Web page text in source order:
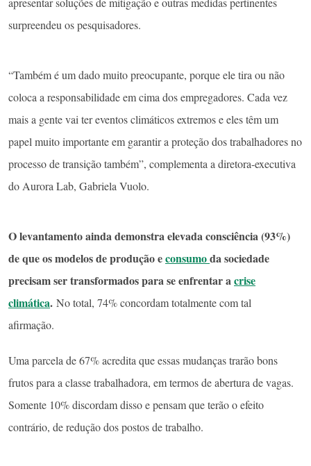
surpreendeu os pesquisadores.
“Também é um dado muito preocupante, porque ele tira ou não
coloca a responsabilidade em cima dos empregadores. Cada vez
mais a gente vai ter eventos climáticos extremos e eles têm um
papel muito importante em garantir a proteção dos trabalhadores no
processo de transição também”, complementa a diretora-executiva
do Aurora Lab, Gabriela Vuolo.
O levantamento ainda demonstra elevada consciência (93%)
de que os modelos de produção econsumoda sociedade
precisam ser transformados para se enfrentar acrise
climática. No total, 74% concordam totalmente com tal
afirmação.
Uma parcela de 67% acredita que essas mudanças trarão bons
frutos para a classe trabalhadora, em termos de abertura de vagas.
Somente 10% discordam disso e pensam que terão o efeito
contrário, de redução dos postos de trabalho.